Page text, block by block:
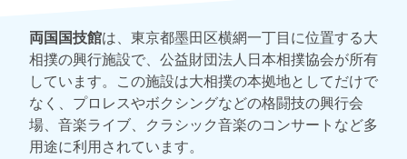
両国国技館は、東京都墨田区横網一丁目に位置する大
相撲の興行施設で、公益財団法人日本相撲協会が所有
しています。この施設は大相撲の本拠地としてだけで
なく、プロレスやボクシングなどの格闘技の興行会
場、音楽ライブ、クラシック音楽のコンサートなど多
用途に利用されています。